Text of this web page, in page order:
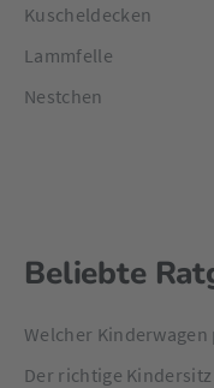
Kuscheldecken
Lammfelle
Nestchen
Beliebte
Welcher Kinderwagen
Der richtige Kindersitz